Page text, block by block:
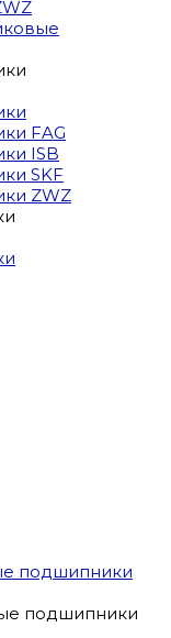
FAG
ISB
SKF
ZWZ
подшипники
подшипники